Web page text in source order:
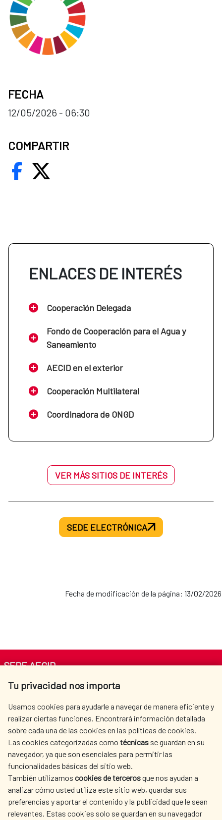
FECHA
12/05/2026 - 06:30
COMPARTIR
ENLACES DE INTERÉS
Cooperación Delegada
Fondo de Cooperación para el Agua y
Saneamiento
AECID en el exterior
Cooperación Multilateral
Coordinadora de ONGD
VER MÁS SITIOS DE INTERÉS
SEDE ELECTRÓNICA
Fecha de modificación de la página: 13/02/2026
Tu privacidad nos importa
Usamos cookies para ayudarle a navegar de manera eficiente y
realizar ciertas funciones. Encontrará información detallada
sobre cada una de las cookies en las políticas de cookies.
Las cookies categorizadas como técnicas se guardan en su
navegador, ya que son esenciales para permitir las
funcionalidades básicas del sitio web.
También utilizamos cookies de tercerosque nos ayudan a
analizar cómo usted utiliza este sitio web, guardar sus
preferencias y aportar el contenido y la publicidad que le sean
relevantes. Estas cookies solo se guardan en su navegador
SEDE AECID
Av. Reyes Católicos 4 - 28040 Madrid
centro.informacion@aecid.es
LA AECID
DÓNDE COOPERAMOS
ACCIÓN HUMANITARIA
SALA DE PRENSA
CULTURA Y CIENCIA
BIBLIOTECA